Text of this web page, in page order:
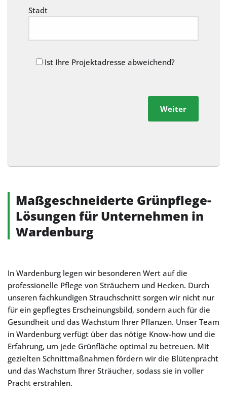
Stadt
Ist Ihre Projektadresse abweichend?
Weiter
Alternative:
Maßgeschneiderte Grünpflege-
Lösungen für Unternehmen in
Wardenburg
In Wardenburg legen wir besonderen Wert auf die
professionelle Pflege von Sträuchern und Hecken. Durch
unseren fachkundigen Strauchschnitt sorgen wir nicht nur
für ein gepflegtes Erscheinungsbild, sondern auch für die
Gesundheit und das Wachstum Ihrer Pflanzen. Unser Team
in Wardenburg verfügt über das nötige Know-how und die
Erfahrung, um jede Grünfläche optimal zu betreuen. Mit
gezielten Schnittmaßnahmen fördern wir die Blütenpracht
und das Wachstum Ihrer Sträucher, sodass sie in voller
Pracht erstrahlen.